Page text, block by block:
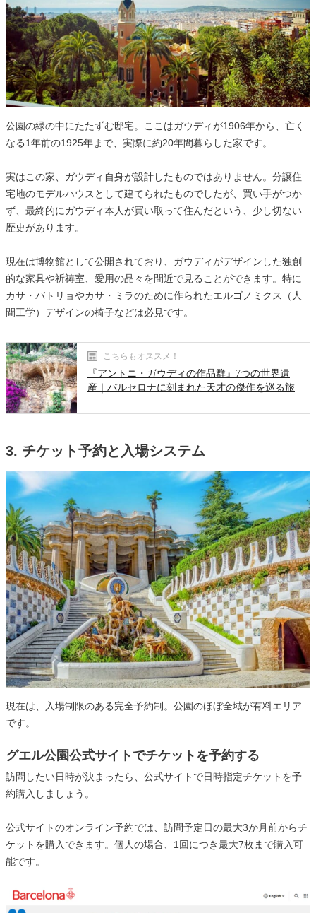
公園の緑の中にたたずむ邸宅。ここはガウディが1906年から、亡く
なる1年前の1925年まで、実際に約20年間暮らした家です。
実はこの家、ガウディ自身が設計したものではありません。分譲住
宅地のモデルハウスとして建てられたものでしたが、買い手がつか
ず、最終的にガウディ本人が買い取って住んだという、少し切ない
歴史があります。
現在は博物館として公開されており、ガウディがデザインした独創
的な家具や祈祷室、愛用の品々を間近で見ることができます。特に
カサ・バトリョやカサ・ミラのために作られたエルゴノミクス（人
間工学）デザインの椅子などは必見です。
こちらもオススメ！
『アントニ・ガウディの作品群』7つの世界遺
産｜バルセロナに刻まれた天才の傑作を巡る旅
3. チケット予約と入場システム
現在は、入場制限のある完全予約制。公園のほぼ全域が有料エリア
です。
グエル公園公式サイトでチケットを予約する
訪問したい日時が決まったら、公式サイトで日時指定チケットを予
約購入しましょう。
公式サイトのオンライン予約では、訪問予定日の最大3か月前からチ
ケットを購入できます。個人の場合、1回につき最大7枚まで購入可
能です。